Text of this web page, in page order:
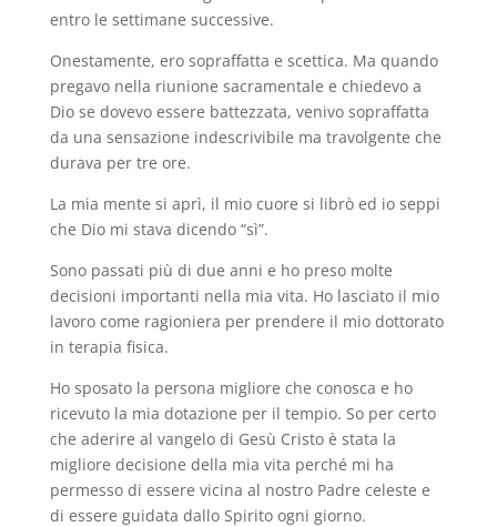
entro le settimane successive.
Onestamente, ero sopraffatta e scettica. Ma quando
pregavo nella riunione sacramentale e chiedevo a
Dio se dovevo essere battezzata, venivo sopraffatta
da una sensazione indescrivibile ma travolgente che
durava per tre ore.
La mia mente si aprì, il mio cuore si librò ed io seppi
che Dio mi stava dicendo “sì”.
Sono passati più di due anni e ho preso molte
decisioni importanti nella mia vita. Ho lasciato il mio
lavoro come ragioniera per prendere il mio dottorato
in terapia fisica.
Ho sposato la persona migliore che conosca e ho
ricevuto la mia dotazione per il tempio. So per certo
che aderire al vangelo di Gesù Cristo è stata la
migliore decisione della mia vita perché mi ha
permesso di essere vicina al nostro Padre celeste e
di essere guidata dallo Spirito ogni giorno.